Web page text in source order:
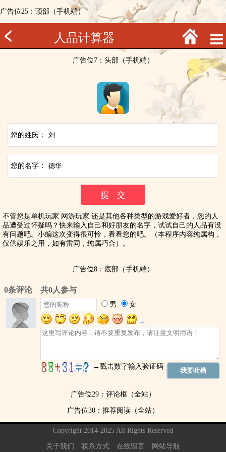
广告位25：顶部（手机端）
人品计算器
广告位7：头部（手机端）
您的姓氏：
您的名字：
不管您是单机玩家 网游玩家 还是其他各种类型的游戏爱好者，您的人
品遭受过怀疑吗？快来输入自己和好朋友的名字，试试自己的人品有没
有问题吧。小编这次变得很可怜，看看您的吧。（本程序内容纯属构，
仅供娱乐之用，如有雷同，纯属巧合）。
广告位8：底部（手机端）
广告位29：评论框（全站）
广告位30：推荐阅读（全站）
Copyright 2014-2025 All Rights Reserved
关于我们 联系方式 在线留言 网站导航